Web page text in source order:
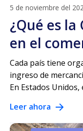
5 de noviembre del
¿Qué es la
en el
Cada país tiene
ingreso de
En Estados Unidos,
Leer ahora